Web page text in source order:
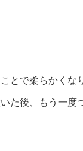
とで柔らかくな
た後、もう一度